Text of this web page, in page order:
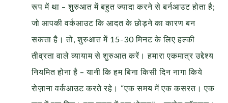
रूप में था – शुरुआत में बहुत ज्यादा करने से बर्नआउट होता है;
जो आपकी वर्कआउट कि आदत के छोड़ने का कारण बन
सकता है। तो, शुरुआत में 15-30 मिनट के लिए हल्की
तीव्रता वाले व्यायाम से शुरुआत करें। हमारा एकमात्र उद्देश्य
नियमित होना है – यानी कि हम बिना किसी दिन नागा किये
रोज़ाना वर्कआउट करते रहे। “एक समय में एक कसरत। एक